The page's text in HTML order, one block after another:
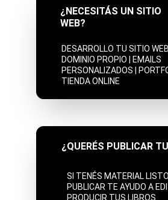
DESARROLLO TU SITIO
DOMINIO PROPIO | EMAILS
PERSONALIZADOS |
TIENDA ONLINE
¿NECESITÁS UN SITIO
WEB?
SI TENÉS MATERIAL
PUBLICAR TE AYUDO A
PRODUCIR TUS LIBROS
¿QUERÉS PUBLICAR